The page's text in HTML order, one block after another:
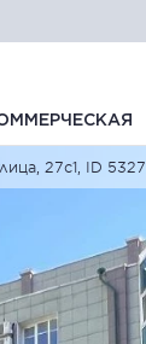
27с1, ID 5327